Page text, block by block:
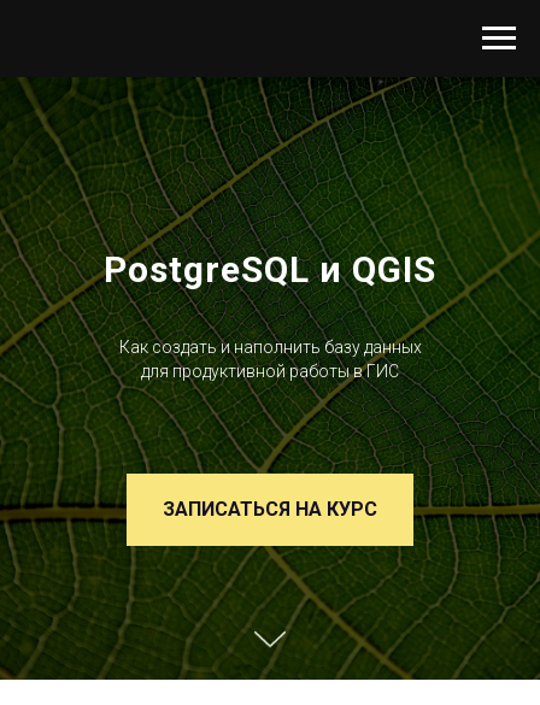
PostgreSQL и QGIS
Как создать и наполнить базу данных
для продуктивной работы в ГИС
ЗАПИСАТЬСЯ НА КУРС